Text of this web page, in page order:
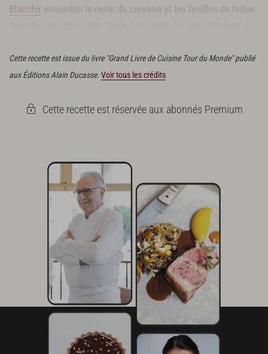
Blanchir ensemble le reste du cresson et les feuilles de laitue
Cette recette est issue du livre "Grand Livre de Cuisine Tour du Monde" publié
aux Éditions Alain Ducasse. Voir tous les crédits
Cette recette est réservée aux abonnés Premium